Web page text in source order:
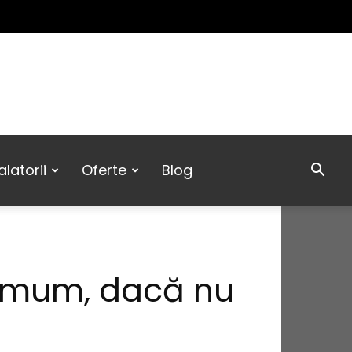
Oferte Blog
dacă nu